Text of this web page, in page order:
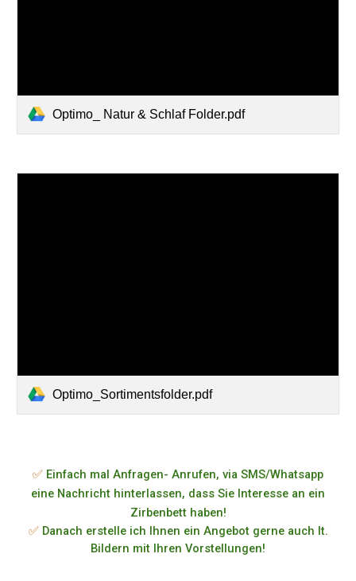
Optimo_ Natur & Schlaf Folder.pdf
Optimo_Sortimentsfolder.pdf
✅ Einfach mal Anfragen- Anrufen, via SMS/Whatsapp
eine Nachricht hinterlassen, dass Sie Interesse an ein
Zirbenbett haben!
✅ Danach erstelle ich Ihnen ein Angebot gerne auch lt.
Bildern mit Ihren Vorstellungen!